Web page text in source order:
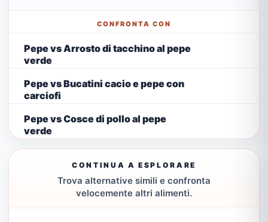
CONFRONTA CON
Pepe vs Arrosto di tacchino al pepe
verde
Pepe vs Bucatini cacio e pepe con
carciofi
Pepe vs Cosce di pollo al pepe
verde
CONTINUA A ESPLORARE
Trova alternative simili e confronta
velocemente altri alimenti.